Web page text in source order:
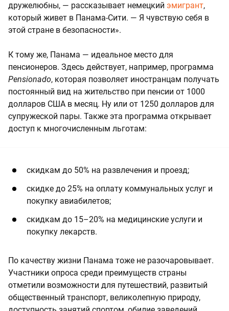
дружелюбны, — рассказывает немецкий эмигрант,
который живет в Панама-Сити. — Я чувствую себя в
этой стране в безопасности».
К тому же, Панама — идеальное место для
пенсионеров. Здесь действует, например, программа
Pensionado, которая позволяет иностранцам получать
постоянный вид на жительство при пенсии от 1000
долларов США в месяц. Ну или от 1250 долларов для
супружеской пары. Также эта программа открывает
доступ к многочисленным льготам:
скидкам до 50% на развлечения и проезд;
скидке до 25% на оплату коммунальных услуг и
покупку авиабилетов;
скидкам до 15–20% на медицинские услуги и
покупку лекарств.
По качеству жизни Панама тоже не разочаровывает.
Участники опроса среди преимуществ страны
отметили возможности для путешествий, развитый
общественный транспорт, великолепную природу,